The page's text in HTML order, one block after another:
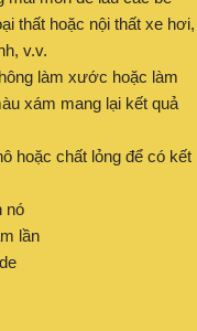
thất hoặc nội thất xe hơi,
v.v.
làm xước hoặc làm
xám mang lại kết quả
hoặc chất lỏng để có kết
nó
lần